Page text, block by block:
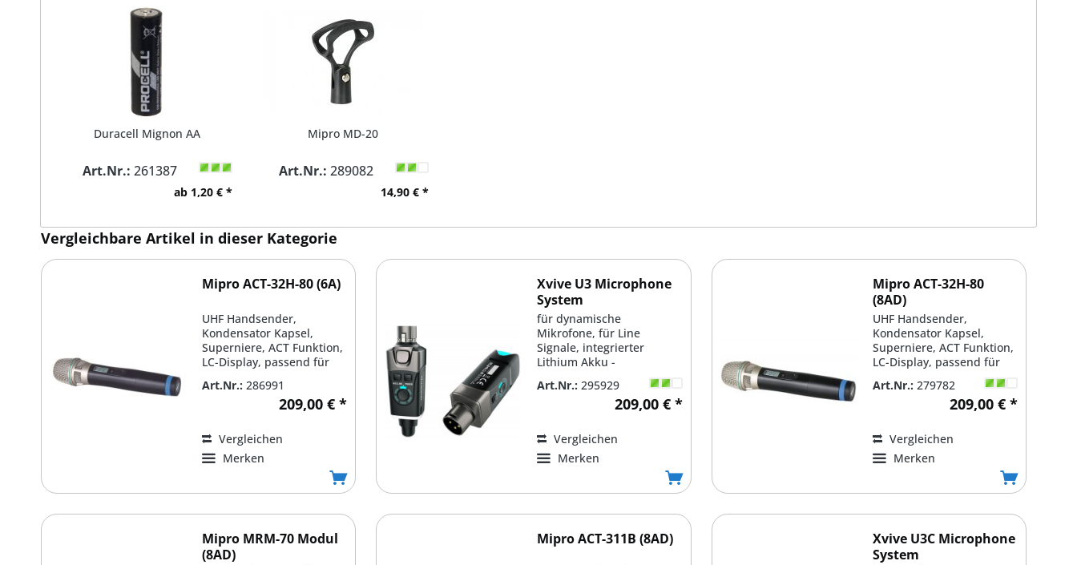
Duracell Mignon AA
Art.Nr.: 261387
ab 1,20 € *
Mipro MD-20
Art.Nr.: 289082
14,90 € *
Vergleichbare Artikel in dieser Kategorie
Mipro ACT-32H-80 (6A)
UHF Handsender,
Kondensator Kapsel,
Superniere, ACT Funktion,
LC-Display, passend für
644MHz...
Art.Nr.: 286991
209,00 € *
Vergleichen
Merken
Xvive U3 Microphone
System
für dynamische
Mikrofone, für Line
Signale, integrierter
Lithium Akku -
wiederaufladbar, ca. 5
Stunden Akkulaufzeit,...
Art.Nr.: 295929
209,00 € *
Vergleichen
Merken
Mipro ACT-32H-80
(8AD)
UHF Handsender,
Kondensator Kapsel,
Superniere, ACT Funktion,
LC-Display, passend für
ACT/MA/MRM-Serie, 823-
832MHz...
Art.Nr.: 279782
209,00 € *
Vergleichen
Merken
Mipro MRM-70 Modul
(8AD)
Mipro ACT-311B (8AD)
Xvive U3C Microphone
System